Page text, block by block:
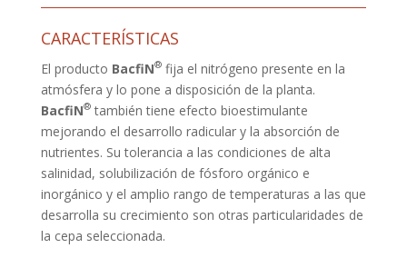
CARACTERÍSTICAS
El producto BacfiN®fija el nitrógeno presente en la
atmósfera y lo pone a disposición de la planta.
BacfiN®también tiene efecto bioestimulante
mejorando el desarrollo radicular y la absorción de
nutrientes. Su tolerancia a las condiciones de alta
salinidad, solubilización de fósforo orgánico e
inorgánico y el amplio rango de temperaturas a las que
desarrolla su crecimiento son otras particularidades de
la cepa seleccionada.